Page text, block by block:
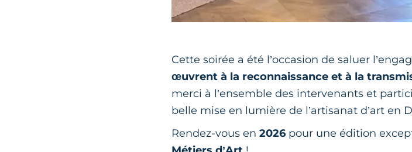
Cette soirée a été l’occasion de saluer
œuvrent à la reconnaissance et à la
merci à l’ensemble des intervenants et
belle mise en lumière de l’artisanat d’art en
Rendez-vous en2026 pour une édition